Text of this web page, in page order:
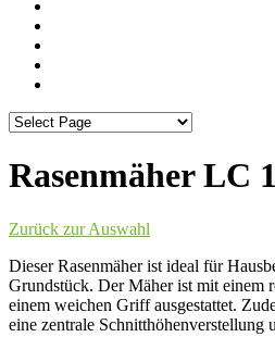
Rasenmäher LC
Zurück zur Auswahl
Dieser Rasenmäher ist ideal für
Grundstück. Der Mäher ist mit einem
einem weichen Griff ausgestattet.
eine zentrale Schnitthöhenverstellung